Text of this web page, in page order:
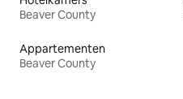
Beaver County
Appartementen
Beaver County